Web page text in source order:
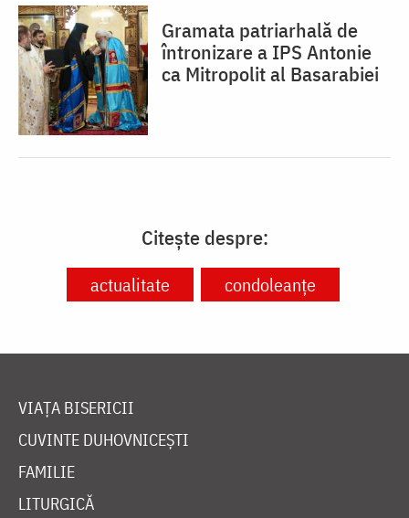
Gramata patriarhală de
întronizare a IPS Antonie
ca Mitropolit al Basarabiei
Citește despre:
actualitate condoleanțe
VIAȚA BISERICII
CUVINTE DUHOVNICEȘTI
FAMILIE
LITURGICĂ